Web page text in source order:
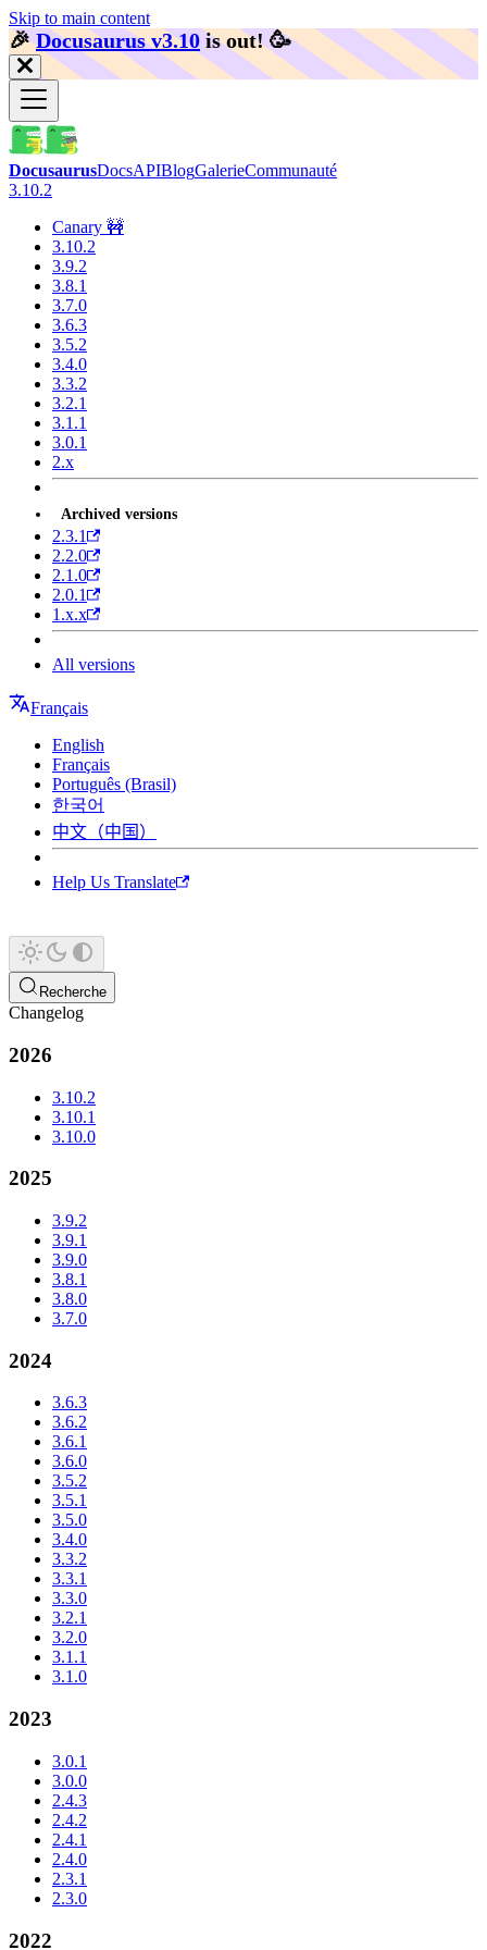
Skip to main content
🎉️Docusaurus v3.10 is out! 🥳️
DocusaurusDocsAPIBlogGalerieCommunauté
3.10.2
Canary 🚧
3.10.2
3.9.2
3.8.1
3.7.0
3.6.3
3.5.2
3.4.0
3.3.2
3.2.1
3.1.1
3.0.1
2.x
Archived versions
2.3.1
2.2.0
2.1.0
2.0.1
1.x.x
All versions
Français
English
Français
Português (Brasil)
한국어
中文（中国）
Help Us Translate
Recherche
Changelog
2026
3.10.2
3.10.1
3.10.0
2025
3.9.2
3.9.1
3.9.0
3.8.1
3.8.0
3.7.0
2024
3.6.3
3.6.2
3.6.1
3.6.0
3.5.2
3.5.1
3.5.0
3.4.0
3.3.2
3.3.1
3.3.0
3.2.1
3.2.0
3.1.1
3.1.0
2023
3.0.1
3.0.0
2.4.3
2.4.2
2.4.1
2.4.0
2.3.1
2.3.0
2022